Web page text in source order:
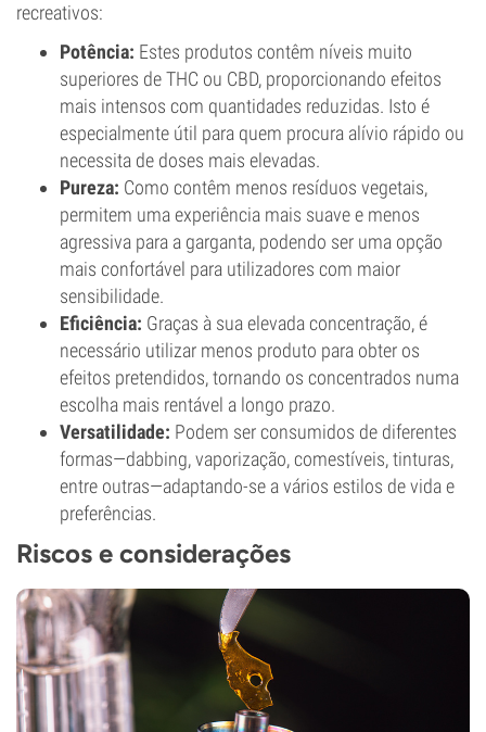
recreativos:
Potência: Estes produtos contêm níveis muito
superiores de THC ou CBD, proporcionando efeitos
mais intensos com quantidades reduzidas. Isto é
especialmente útil para quem procura alívio rápido ou
necessita de doses mais elevadas.
Pureza: Como contêm menos resíduos vegetais,
permitem uma experiência mais suave e menos
agressiva para a garganta, podendo ser uma opção
mais confortável para utilizadores com maior
sensibilidade.
Eficiência: Graças à sua elevada concentração, é
necessário utilizar menos produto para obter os
efeitos pretendidos, tornando os concentrados numa
escolha mais rentável a longo prazo.
Versatilidade: Podem ser consumidos de diferentes
formas—dabbing, vaporização, comestíveis, tinturas,
entre outras—adaptando-se a vários estilos de vida e
preferências.
Riscos e considerações